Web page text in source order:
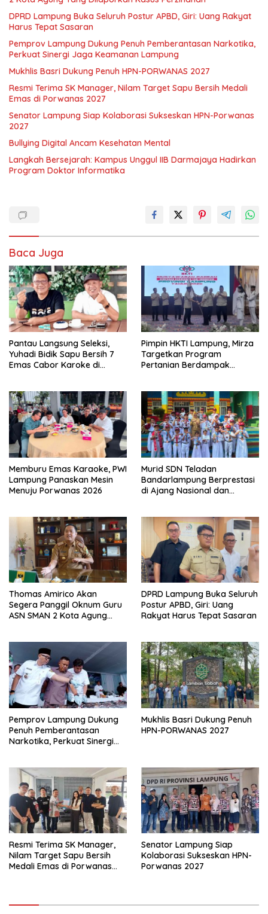
DPRD Lampung Buka Seluruh Postur APBD, Giri: Uang Rakyat
Harus Tepat Sasaran
Pemprov Lampung Dukung Penuh Pemberantasan Narkotika,
Perkuat Sinergi Jaga Keamanan Lampung
Mukhlis Basri Dukung Penuh HPN-PORWANAS 2027
Resmi Terima SK Manager, Nilam Target Sapu Bersih Medali
Emas di Porwanas 2027
Senator Lampung Siap Kolaborasi Sukseskan HPN-Porwanas
2027
Bullying Digital Ancam Kesehatan Mental
Langkah Bersejarah: Kampus Unggul IIB Darmajaya Hadirkan
Program Doktor Informatika
Baca Juga
Pantau Langsung Seleksi,
Yuhadi Bidik Sapu Bersih 7
Emas Cabor Karoke di
Pimpin HKTI Lampung, Mirza
Targetkan Program
Pertanian Berdampak
Memburu Emas Karaoke, PWI
Lampung Panaskan Mesin
Menuju Porwanas 2026
Murid SDN Teladan
Bandarlampung Berprestasi
di Ajang Nasional dan
Thomas Amirico Akan
Segera Panggil Oknum Guru
ASN SMAN 2 Kota Agung
DPRD Lampung Buka Seluruh
Postur APBD, Giri: Uang
Rakyat Harus Tepat Sasaran
Pemprov Lampung Dukung
Penuh Pemberantasan
Narkotika, Perkuat Sinergi
Mukhlis Basri Dukung Penuh
HPN-PORWANAS 2027
Resmi Terima SK Manager,
Nilam Target Sapu Bersih
Medali Emas di Porwanas
Senator Lampung Siap
Kolaborasi Sukseskan HPN-
Porwanas 2027